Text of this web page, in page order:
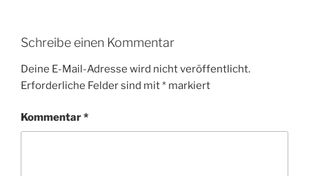
Schreibe einen Kommentar
Deine E-Mail-Adresse wird nicht veröffentlicht.
Erforderliche Felder sind mit* markiert
Kommentar*